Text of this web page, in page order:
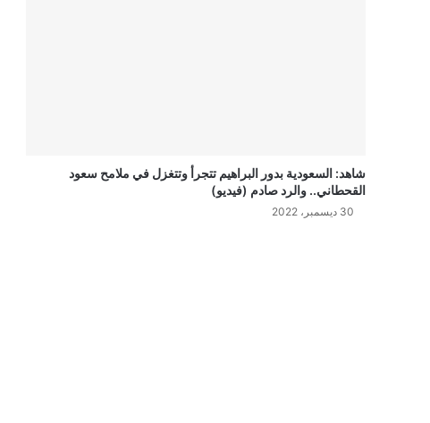
شاهد: السعودية بدور البراهيم تتجرأ وتتغزل في ملامح سعود
القحطاني.. والرد صادم (فيديو)
30 ديسمبر، 2022